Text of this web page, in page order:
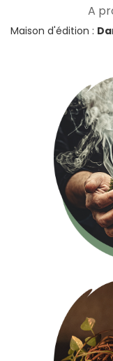
A
Maison d'édition :